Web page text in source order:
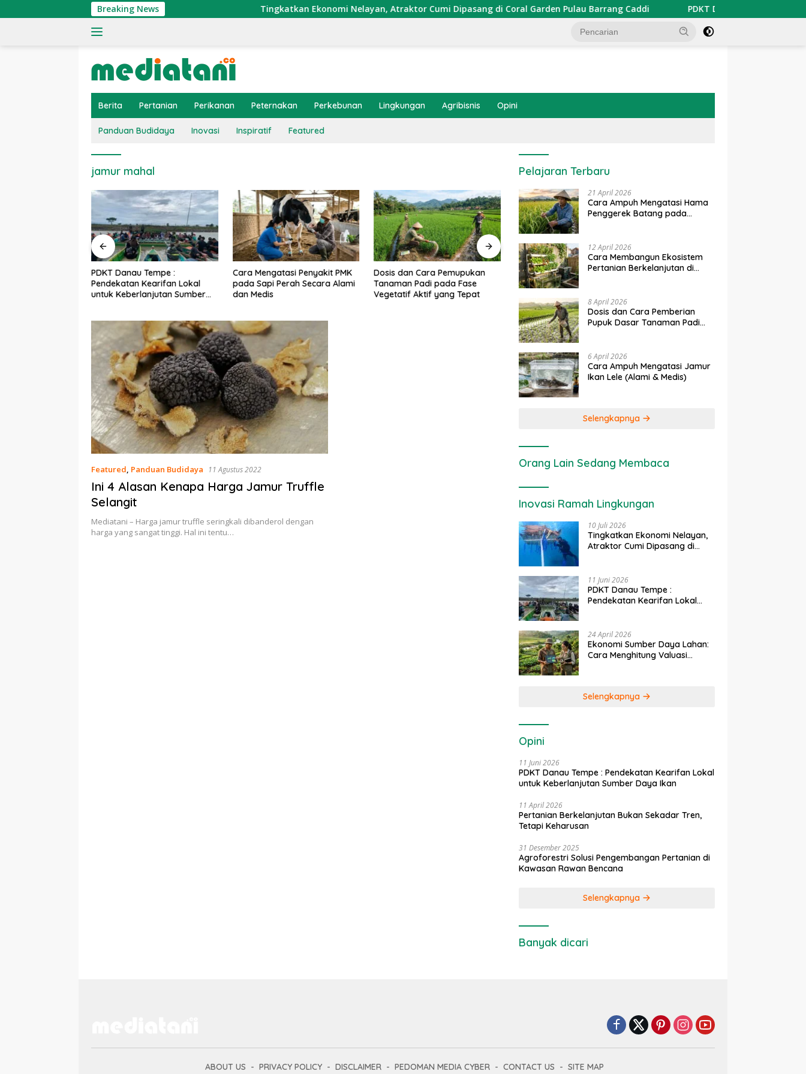
ke
Breaking News Tingkatkan Ekonomi Nelayan, Atraktor Cumi Dipasang di Coral Garden Pulau Barrang Caddi PDKT Danau Tempe :
Berita Pertanian Perikanan Peternakan Perkebunan Lingkungan Agribisnis Opini
Panduan Budidaya Inovasi Inspiratif Featured
jamur mahal
PDKT Danau Tempe :
Pendekatan Kearifan Lokal
untuk Keberlanjutan Sumber
Cara Mengatasi Penyakit PMK
pada Sapi Perah Secara Alami
dan Medis
Dosis dan Cara Pemupukan
Tanaman Padi pada Fase
Vegetatif Aktif yang Tepat
Penerapan IoT dalam
Pertanian Modern di Indonesia
Ekonomi Sumber Daya Lahan:
Featured, Panduan Budidaya 11 Agustus 2022
Ini 4 Alasan Kenapa Harga Jamur Truffle
Selangit
Mediatani – Harga jamur truffle seringkali dibanderol dengan
harga yang sangat tinggi. Hal ini tentu…
Pelajaran Terbaru
21 April 2026
Cara Ampuh Mengatasi Hama
Penggerek Batang pada
12 April 2026
Cara Membangun Ekosistem
Pertanian Berkelanjutan di
8 April 2026
Dosis dan Cara Pemberian
Pupuk Dasar Tanaman Padi
6 April 2026
Cara Ampuh Mengatasi Jamur
Ikan Lele (Alami & Medis)
Selengkapnya
Orang Lain Sedang Membaca
Inovasi Ramah Lingkungan
10 Juli 2026
Tingkatkan Ekonomi Nelayan,
Atraktor Cumi Dipasang di
11 Juni 2026
PDKT Danau Tempe :
Pendekatan Kearifan Lokal
24 April 2026
Ekonomi Sumber Daya Lahan:
Cara Menghitung Valuasi
Selengkapnya
Opini
11 Juni 2026
PDKT Danau Tempe : Pendekatan Kearifan Lokal
untuk Keberlanjutan Sumber Daya Ikan
11 April 2026
Pertanian Berkelanjutan Bukan Sekadar Tren,
Tetapi Keharusan
31 Desember 2025
Agroforestri Solusi Pengembangan Pertanian di
Kawasan Rawan Bencana
Selengkapnya
Banyak dicari
ABOUT US PRIVACY POLICY DISCLAIMER PEDOMAN MEDIA CYBER CONTACT US SITE MAP